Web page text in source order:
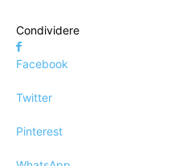
Condividere
Facebook
Twitter
Pinterest